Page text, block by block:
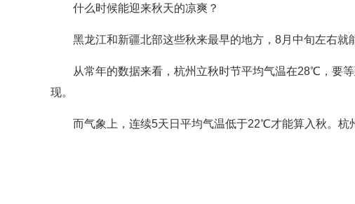
什么时候能迎来秋天的凉爽？
黑龙江和新疆北部这些秋来最早的地方，8月中旬左右就
从常年的数据来看，杭州立秋时节平均气温在28℃，要
现。
而气象上，连续5天日平均气温低于22℃才能算入秋。杭